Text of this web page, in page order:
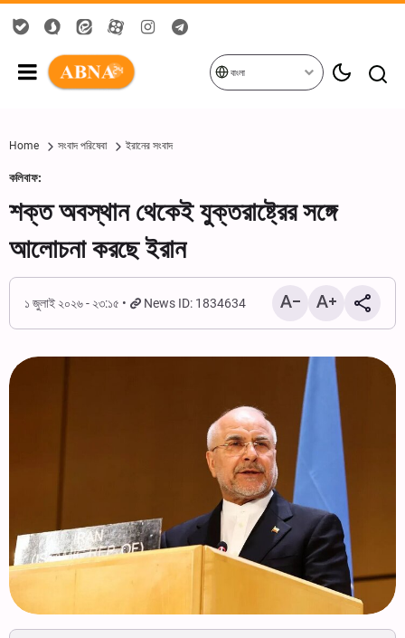
বাংলা
Home সংবাদ পরিষেবা ইরানের সংবাদ
কলিবাফ:
শক্ত অবস্থান থেকেই যুক্তরাষ্ট্রের সঙ্গে
আলোচনা করছে ইরান
১ জুলাই ২০২৬ - ২৩:১৫ News ID: 1834634